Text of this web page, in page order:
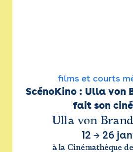
films et courts
ScénoKino : Ulla von
fait son
Ulla von
12 → 26
à la Cinémathèque